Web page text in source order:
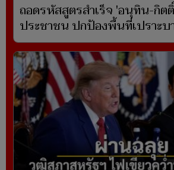
ถอดรหัสสูตรสำเร็จ 'อนุทิน-กิต
ประชาชน ปกป้องพื้นที่เปราะบ